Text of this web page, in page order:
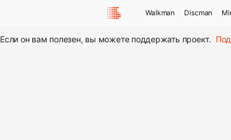
Walkman Discman
Если он вам полезен, вы можете поддержать проект.